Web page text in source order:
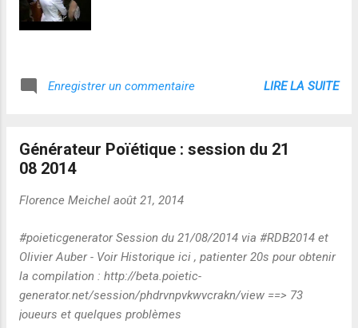
Enregistrer un commentaire LIRE LA SUITE
Générateur Poïétique : session du 21
08 2014
Florence Meichel août 21, 2014
#poieticgenerator Session du 21/08/2014 via #RDB2014 et
Olivier Auber - Voir Historique ici , patienter 20s pour obtenir
la compilation : http://beta.poietic-
generator.net/session/phdrvnpvkwvcrakn/view ==> 73
joueurs et quelques problèmes